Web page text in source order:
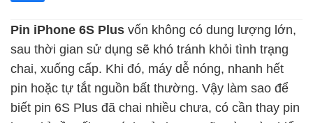
Màn hình Vsmart Màn hình Google Pixel
Thay pin
Pin iPhone Pin Samsumg Pin Oppo Pin Xiaomi
Pin iPhone 6S Plus vốn không có dung lượng lớn,
sau thời gian sử dụng sẽ khó tránh khỏi tình trạng
chai, xuống cấp. Khi đó, máy dễ nóng, nhanh hết
pin hoặc tự tắt nguồn bất thường. Vậy làm sao để
biết pin 6S Plus đã chai nhiều chưa, có cần thay pin